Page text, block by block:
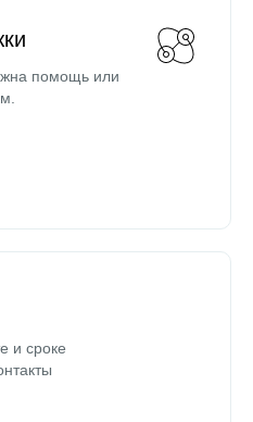
помощь или
и сроке